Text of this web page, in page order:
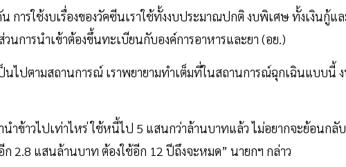
การใช้งบเรื่องของวัคซีนเราใช้ทั้งงบประมาณปกติ งบพิเศษ ทั้งเงินกู้แ
นการนำเข้าต้องขึ้นทะเบียนกับองค์การอาหารและยา (อย.)
นไปตามสถานการณ์ เราพยายามทำเต็มที่ในสถานการณ์ฉุกเฉินแบบนี้
ข้าวไปเท่าไหร่ ใช้หนี้ไป 5 แสนกว่าล้านบาทแล้ว ไม่อยากจะย้อนกลับ
2.8 แสนล้านบาท ต้องใช้อีก 12 ปีถึงจะหมด” นายกฯ กล่าว